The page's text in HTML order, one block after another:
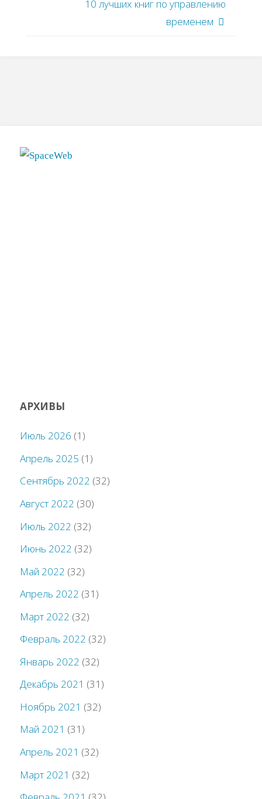
10 лучших книг по управлению
временем
АРХИВЫ
Июль 2026 (1)
Апрель 2025 (1)
Сентябрь 2022 (32)
Август 2022 (30)
Июль 2022 (32)
Июнь 2022 (32)
Май 2022 (32)
Апрель 2022 (31)
Март 2022 (32)
Февраль 2022 (32)
Январь 2022 (32)
Декабрь 2021 (31)
Ноябрь 2021 (32)
Май 2021 (31)
Апрель 2021 (32)
Март 2021 (32)